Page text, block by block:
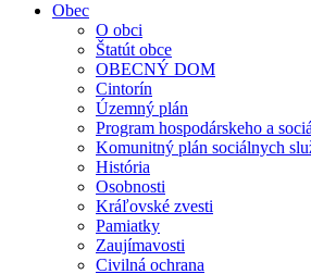
Obec
O obci
Štatút obce
OBECNÝ DOM
Cintorín
Územný plán
Program hospodárskeho a
Komunitný plán sociálnych
História
Osobnosti
Kráľovské zvesti
Pamiatky
Zaujímavosti
Civilná ochrana